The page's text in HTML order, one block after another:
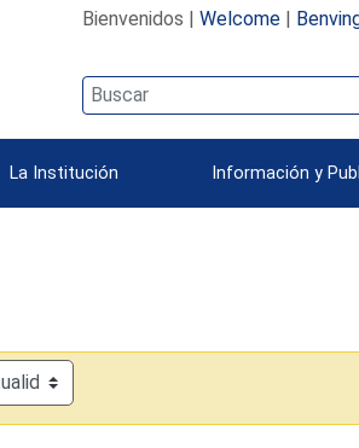
Bienvenidos | Welcome|
La Institución Información y